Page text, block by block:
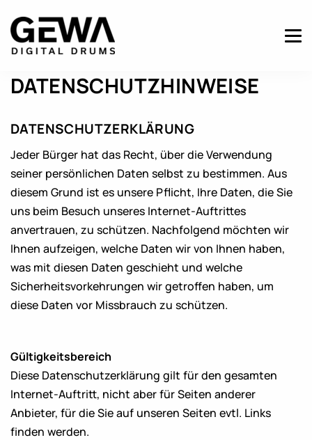
DATENSCHUTZHINWEISE
DATENSCHUTZERKLÄRUNG
Jeder Bürger hat das Recht, über die Verwendung
seiner persönlichen Daten selbst zu bestimmen. Aus
diesem Grund ist es unsere Pflicht, Ihre Daten, die Sie
uns beim Besuch unseres Internet-Auftrittes
anvertrauen, zu schützen. Nachfolgend möchten wir
Ihnen aufzeigen, welche Daten wir von Ihnen haben,
was mit diesen Daten geschieht und welche
Sicherheitsvorkehrungen wir getroffen haben, um
diese Daten vor Missbrauch zu schützen.
Gültigkeitsbereich
Diese Datenschutzerklärung gilt für den gesamten
Internet-Auftritt, nicht aber für Seiten anderer
Anbieter, für die Sie auf unseren Seiten evtl. Links
finden werden.